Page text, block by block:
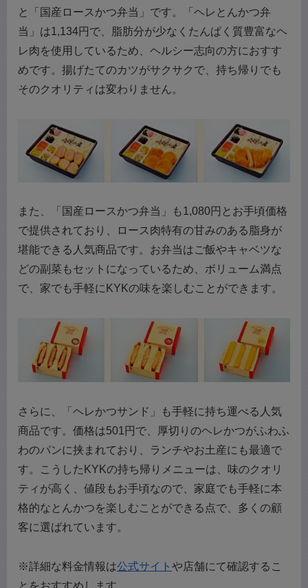
と「国産ロースかつ弁当」です。「ヘレとんかつ弁
当」は1,134円で、脂肪分が少なくたんぱく質豊富なヘ
レ肉を使用しているため、ヘルシー志向の方におすす
めです。揚げたてのカツがサクサクで、持ち帰りでも
そのクオリティは変わりません。
また、「国産ロースかつ弁当」も1,080円とお手頃価格
で提供されており、ロース肉特有の甘みのある脂身が
堪能できる人気商品です。お弁当はご飯やキャベツな
どの副菜もセットになっているため、ボリューム満点
で、家でも手軽にKYKの味を楽しむことができます。
さらに、「ヘレかつサンド」も手軽に持ち運べる人気
商品です。価格は501円で、厚切りのヘレかつがふわふ
わのパンに挟まれており、ランチやお土産にも最適で
す。こうしたKYKの持ち帰りメニューは、味のクオリ
ティが高く、値段もお手頃なので、家庭でも手軽に本
格的なとんかつを楽しむことができる点で、多くの顧
客に選ばれています。
※詳細な料金情報は公式サイト や店舗にて確認するこ
とをおすすめします。